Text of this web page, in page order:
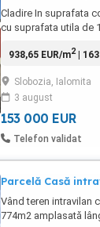
Cladire In suprafata
cu suprafata utila de
de de 577 mp,
220v si trifazat 380v,
sistem supraveghere
internet, sistem
938,65 EUR/m2|
Slobozia, Ialomita
3 august
153 000 EUR
Telefon validat
Parcelă Casă
Vând teren intravilan
774m2 amplasată